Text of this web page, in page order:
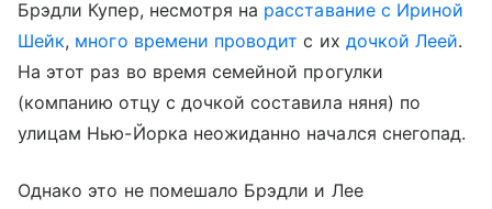
Брэдли Купер, несмотря на расставание с Ириной
Шейк, много времени проводит с их дочкой Леей.
На этот раз во время семейной прогулки
(компанию отцу с дочкой составила няня) по
улицам Нью-Йорка неожиданно начался снегопад.
Однако это не помешало Брэдли и Лее